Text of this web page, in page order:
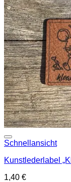
Schnellansicht
Kunstlederlabel
1,40 €